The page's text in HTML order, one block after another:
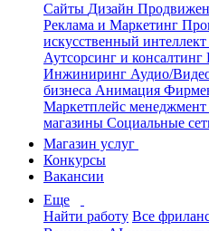
Сайты Дизайн
Реклама и Маркетинг
искусственный интеллект
Аутсорсинг и консалтинг
Инжиниринг Аудио/
бизнеса Анимация
Маркетплейс менеджмент
магазины Социальные
Магазин услуг
Конкурсы
Вакансии
Еще
Найти работу Все